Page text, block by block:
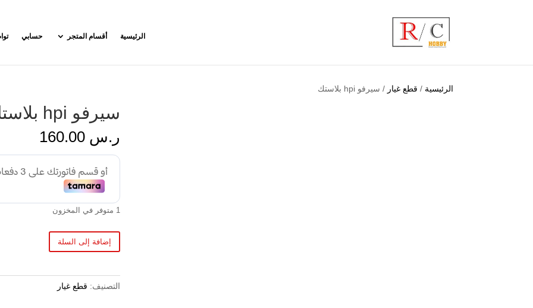
الرئيسية أقسام المتجر حسابي
الرئيسية / قطع غيار / سيرفو hpi بلاستك
سيرفو hpi بلاستك
ر.س
1 متوفر في المخزون
إضافة إلى السلة
التصنيف: قطع غيار